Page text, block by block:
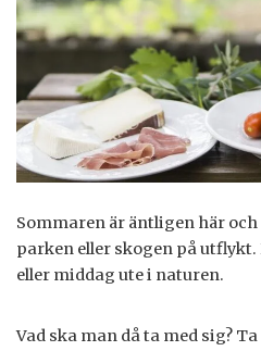
Sommaren är äntligen här
parken eller skogen på
eller middag ute i naturen.
Vad ska man då ta med sig?